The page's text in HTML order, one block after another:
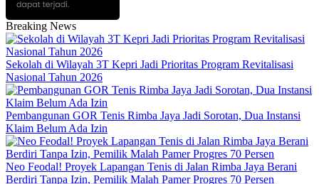
Breaking News
Sekolah di Wilayah 3T Kepri Jadi Prioritas Program Revitalisasi
Nasional Tahun 2026
Pembangunan GOR Tenis Rimba Jaya Jadi Sorotan, Dua Instansi
Klaim Belum Ada Izin
Neo Feodal! Proyek Lapangan Tenis di Jalan Rimba Jaya Berani
Berdiri Tanpa Izin, Pemilik Malah Pamer Progres 70 Persen